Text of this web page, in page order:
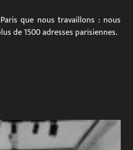
que nous travaillons : nous
de 1500 adresses parisiennes.